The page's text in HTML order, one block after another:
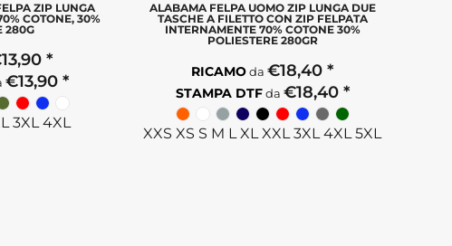
ZIP LUNGA
COTONE, 30%
280G
*
€13,90 *
3XL 4XL
ALABAMA FELPA UOMO ZIP LUNGA DUE
TASCHE A FILETTO CON ZIP FELPATA
INTERNAMENTE 70% COTONE 30%
POLIESTERE 280GR
RICAMO da€18,40*
STAMPA DTFda €18,40 *
XXS XS S M L XL XXL 3XL 4XL 5XL